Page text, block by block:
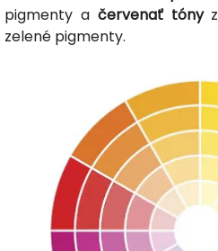
pigmenty a červenať tóny
zelené pigmenty.